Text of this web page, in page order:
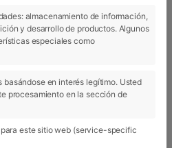
almacenamiento de información,
y desarrollo de productos. Algunos
especiales como
en interés legítimo. Usted
procesamiento en la sección de
este sitio web (service-specific